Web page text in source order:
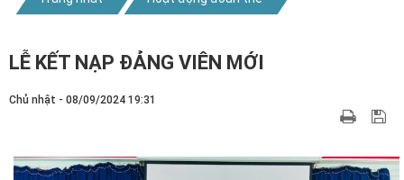
LỄ KẾT NẠP ĐẢNG VIÊN MỚI
Chủ nhật - 08/09/2024 19:31